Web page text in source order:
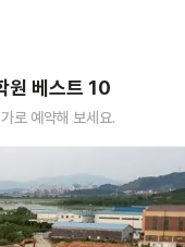
원 베스트 10
로 예약해 보세요.